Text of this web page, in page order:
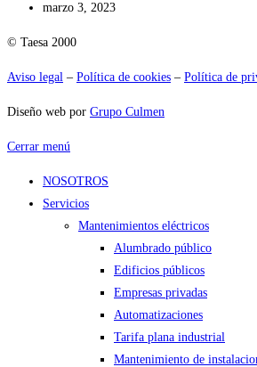
marzo 3, 2023
© Taesa 2000
Aviso legal – Política de cookies – Política de
Diseño web por Grupo Culmen
Cerrar menú
NOSOTROS
Servicios
Mantenimientos eléctricos
Alumbrado público
Edificios públicos
Empresas privadas
Automatizaciones
Tarifa plana industrial
Mantenimiento de